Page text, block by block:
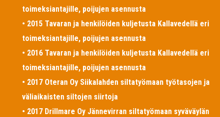
toimeksiantajille, poijujen asennusta
• 2015 Tavaran ja henkilöiden kuljetusta Kallavedellä eri
toimeksiantajille, poijujen asennusta
• 2016 Tavaran ja henkilöiden kuljetusta Kallavedellä eri
toimeksiantajille, poijujen asennusta
• 2017 Oteran Oy Siikalahden siltatyömaan työtasojen ja
väliaikaisten siltojen siirtoja
• 2017 Drillmare Oy Jännevirran siltatyömaan syväväylän